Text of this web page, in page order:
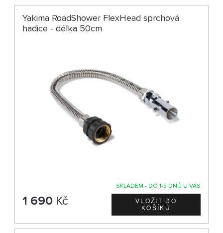
Yakima RoadShower FlexHead sprchová
hadice - délka 50cm
SKLADEM - DO 1-5 DNŮ U VÁS
1 690 Kč